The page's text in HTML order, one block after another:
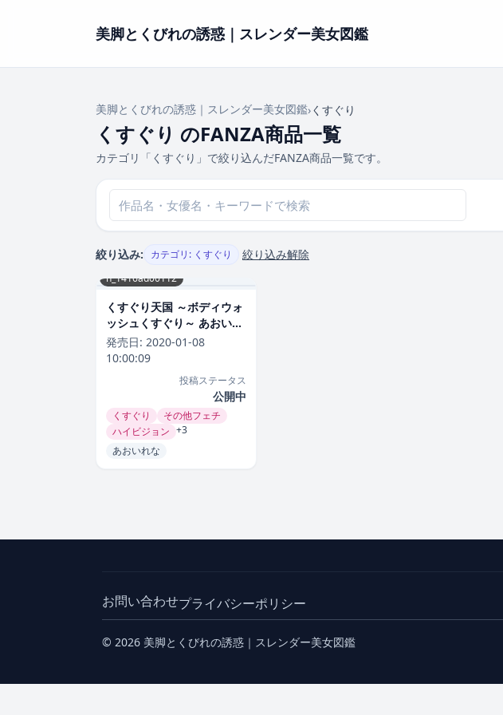
美脚とくびれの誘惑｜スレンダー美女図鑑
美脚とくびれの誘惑｜スレンダー美女図鑑›くすぐり
くすぐり のFANZA商品一覧
カテゴリ「くすぐり」で絞り込んだFANZA商品一覧です。
絞り込み: カテゴリ: くすぐり 絞り込み解除
h_1416ad00112
くすぐり天国 ～ボディウォ
ッシュくすぐり～ あおいれ
な【h_1416ad00112】
発売日: 2020-01-08
10:00:09
投稿ステータス
公開中
くすぐり
その他フェチ
ハイビジョン +3
あおいれな
お問い合わせプライバシーポリシー
© 2026 美脚とくびれの誘惑｜スレンダー美女図鑑